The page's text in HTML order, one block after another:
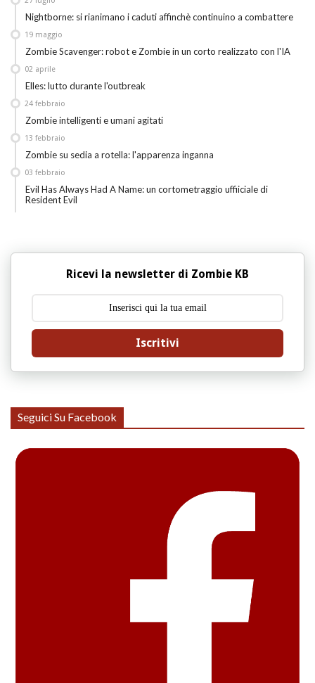
Nightborne: si rianimano i caduti affinchè continuino a combattere
Zombie Scavenger: robot e Zombie in un corto realizzato con l'IA
19 maggio
Elles: lutto durante l'outbreak
02 aprile
Zombie intelligenti e umani agitati
24 febbraio
Zombie su sedia a rotella: l'apparenza inganna
13 febbraio
Evil Has Always Had A Name: un cortometraggio uffiiciale di
Resident Evil
03 febbraio
Ricevi la newsletter di Zombie KB
Iscritivi
Seguici Su Facebook